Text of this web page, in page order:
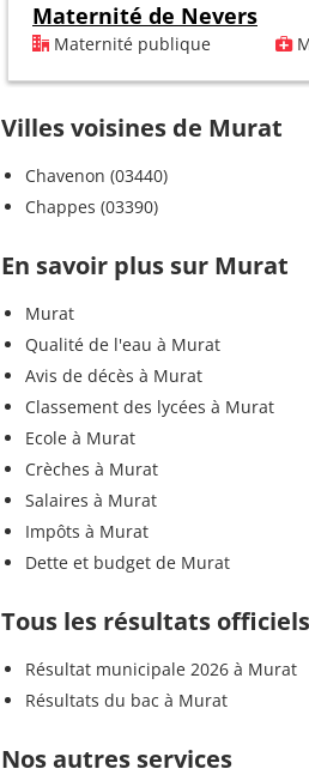
Maternité de Nevers
Maternité publique
Villes voisines de Murat
Chavenon (03440)
Chappes (03390)
En savoir plus sur Murat
Murat
Qualité de l'eau à Murat
Avis de décès à Murat
Classement des lycées à Murat
Ecole à Murat
Crèches à Murat
Salaires à Murat
Impôts à Murat
Dette et budget de Murat
Tous les résultats
Résultat municipale 2026 à Murat
Résultats du bac à Murat
Nos autres services